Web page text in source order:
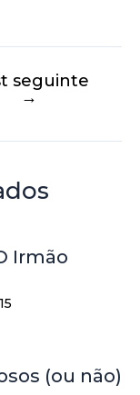
seguinte
→
Irmão
(ou não)